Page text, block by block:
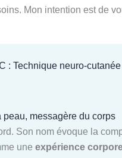
Mon intention est de
: Technique neuro-cutanée
peau, messagère du corps
Son nom évoque la
une expérience